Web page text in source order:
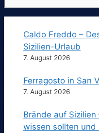
Caldo Freddo –
Sizilien-Urlaub
7. August 2026
Ferragosto in San
7. August 2026
Brände auf
wissen sollten